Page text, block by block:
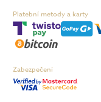
Platební metody a karty
Zabezpečení